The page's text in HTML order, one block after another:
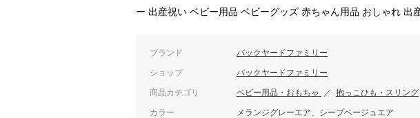
ー 出産祝い ベビー用品 ベビーグッズ 赤ちゃん用品 おしゃれ 出
ブランド バックヤードファミリー
ショップ バックヤードファミリー
商品カテゴリ ベビー用品・おもちゃ ／ 抱っこひも・スリング
カラー メランジグレーエア、シープベージュエア